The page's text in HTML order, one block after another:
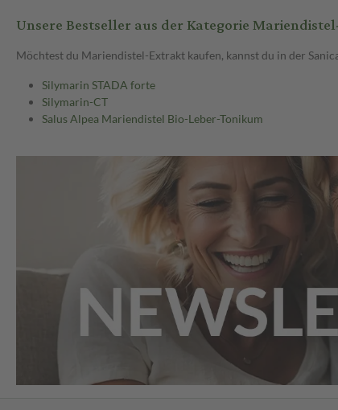
Unsere Bestseller aus der Kategorie
Möchtest du Mariendistel-Extrakt kaufen, kannst du in der
Silymarin STADA forte
Silymarin-CT
Salus Alpea Mariendistel Bio-Leber-Tonikum